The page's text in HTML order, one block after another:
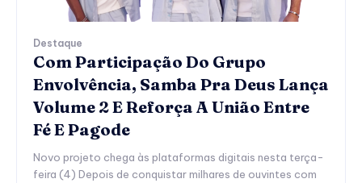
Destaque
Com Participação Do Grupo
Envolvência, Samba Pra Deus Lança
Volume 2 E Reforça A União Entre
Fé E Pagode
Novo projeto chega às plataformas digitais nesta terça-
feira (4) Depois de conquistar milhares de ouvintes com